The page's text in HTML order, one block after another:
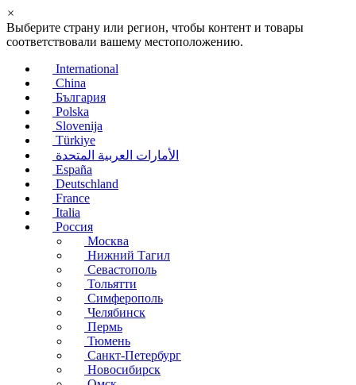
×
Выберите страну или регион, чтобы контент и товары
соответствовали вашему местоположению.
International
China
България
Polska
Slovenija
Türkiye
الأمارات العربية المتحدة
España
Deutschland
France
Italia
Россия
Москва
Нижний Тагил
Севастополь
Тольятти
Симферополь
Челябинск
Пермь
Тюмень
Санкт-Петербург
Новосибирск